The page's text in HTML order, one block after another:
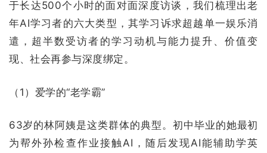
于长达500个小时的面对面深度访谈，我们梳理出老
年AI学习者的六大类型，其学习诉求超越单一娱乐消
遣，超半数受访者的学习动机与能力提升、价值变
现、社会再参与深度绑定。
（ 1）爱学的“老学霸”
63岁的林阿姨是这类群体的典型。初中毕业的她最初
为帮外孙检查作业接触AI，随后发现AI能辅助学英